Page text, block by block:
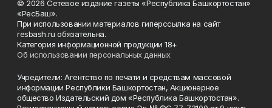
© 2026 Сетевое издание газеты «Республика Башкортостан»
«РесБаш».
При использовании материалов гиперссылка на сайт
resbash.ru обязательна.
Категория информационной продукции 18+
Об использовании персональных данных
Учредители: Агентство по печати и средствам массовой
информации Республики Башкортостан, Акционерное
общество Издательский дом «Республика Башкортостан».